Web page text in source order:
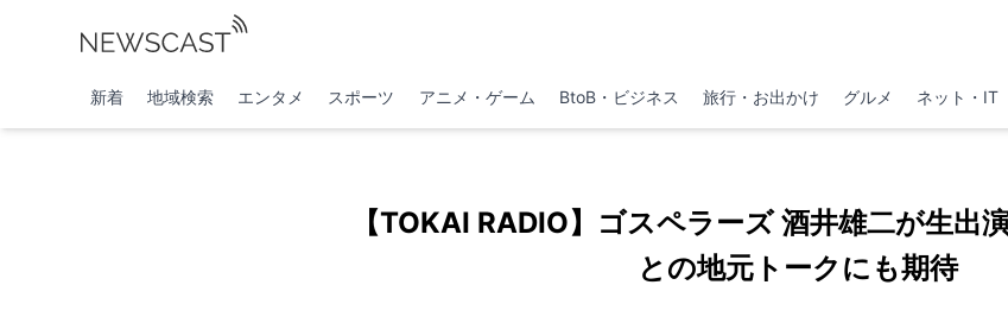
新着 地域検索 エンタメ スポーツ アニメ・ゲーム BtoB・ビジネス 旅行・お出かけ グルメ ネット・IT
【TOKAI RADIO】ゴスペラーズ 酒井雄二が生
との地元トークにも期待